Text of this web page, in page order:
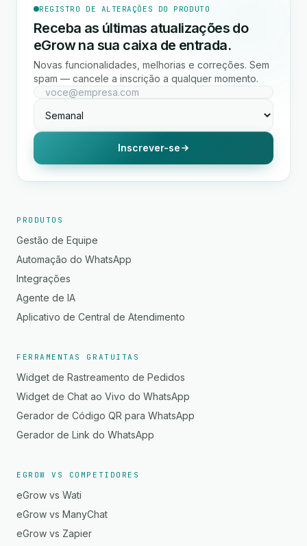
REGISTRO DE ALTERAÇÕES DO PRODUTO
Receba as últimas atualizações do
eGrow na sua caixa de entrada.
Novas funcionalidades, melhorias e correções. Sem
spam — cancele a inscrição a qualquer momento.
Inscrever-se
PRODUTOS
Gestão de Equipe
Automação do WhatsApp
Integrações
Agente de IA
Aplicativo de Central de Atendimento
FERRAMENTAS GRATUITAS
Widget de Rastreamento de Pedidos
Widget de Chat ao Vivo do WhatsApp
Gerador de Código QR para WhatsApp
Gerador de Link do WhatsApp
EGROW VS COMPETIDORES
eGrow vs Wati
eGrow vs ManyChat
eGrow vs Zapier